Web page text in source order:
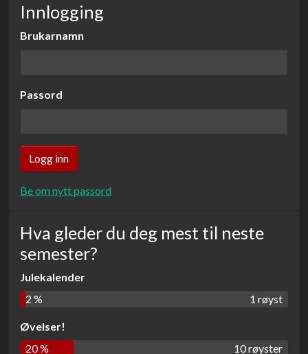
Innlogging
Brukarnamn
Passord
Be om nytt passord
Hva gleder du deg mest til neste
semester?
Julekalender
2 %
1 røyst
Øvelser!
20 %
10 røyster